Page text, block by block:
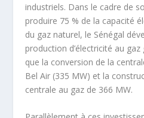
industriels. Dans le cadre de
produire 75 % de la capacité
du gaz naturel, le Sénégal
production d’électricité au
que la conversion de la
Bel Air (335 MW) et la
centrale au gaz de 366 MW.